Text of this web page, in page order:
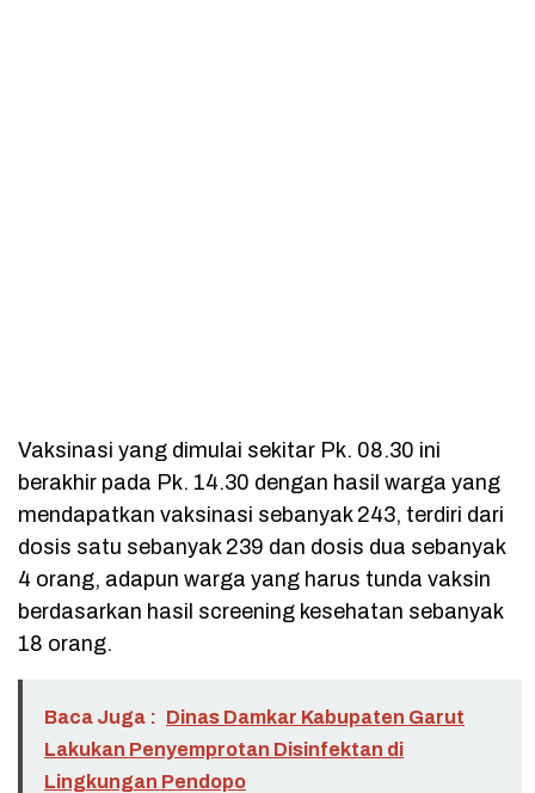
Vaksinasi yang dimulai sekitar Pk. 08.30 ini
berakhir pada Pk. 14.30 dengan hasil warga yang
mendapatkan vaksinasi sebanyak 243, terdiri dari
dosis satu sebanyak 239 dan dosis dua sebanyak
4 orang, adapun warga yang harus tunda vaksin
berdasarkan hasil screening kesehatan sebanyak
18 orang.
Baca Juga : Dinas Damkar Kabupaten Garut
Lakukan Penyemprotan Disinfektan di
Lingkungan Pendopo